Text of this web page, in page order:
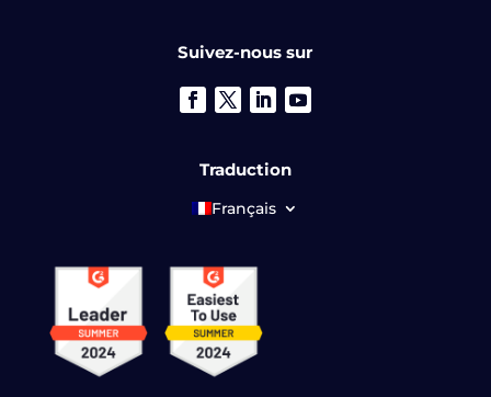
Suivez-nous sur
Traduction
Français